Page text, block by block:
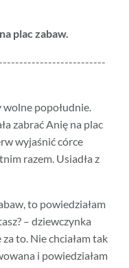
plac zabaw.
wolne popołudnie.
zabrać Anię na plac
wyjaśnić córce
razem. Usiadła z
to powiedziałam
– dziewczynka
to. Nie chciałam tak
i powiedziałam